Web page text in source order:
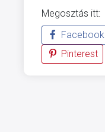
Megosztás itt:
Facebook
Pinterest